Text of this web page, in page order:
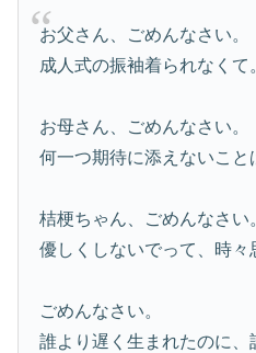
お父さん、ごめんなさい。
成人式の振袖着られなくて
お母さん、ごめんなさい。
何一つ期待に添えないこと
桔梗ちゃん、ごめんなさい
優しくしないでって、時々
ごめんなさい。
誰より遅く生まれたのに、